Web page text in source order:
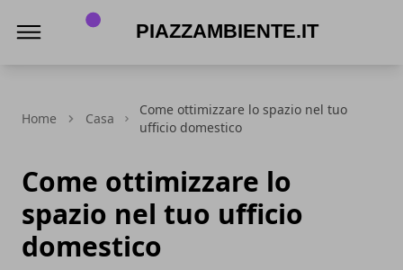
Home Casa
Come ottimizzare lo spazio nel tuo
ufficio domestico
Come ottimizzare lo
spazio nel tuo ufficio
domestico